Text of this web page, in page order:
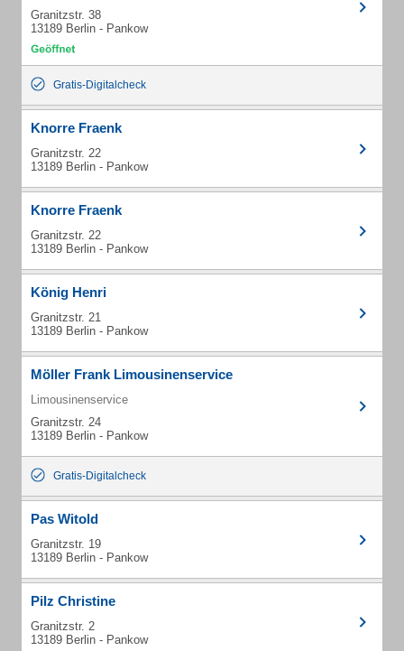
Granitzstr. 38
13189 Berlin - Pankow
Gratis-Digitalcheck
Knorre Fraenk
Granitzstr. 22
13189 Berlin - Pankow
Knorre Fraenk
Granitzstr. 22
13189 Berlin - Pankow
König Henri
Granitzstr. 21
13189 Berlin - Pankow
Möller Frank Limousinenservice
Limousinenservice
Granitzstr. 24
13189 Berlin - Pankow
Gratis-Digitalcheck
Pas Witold
Granitzstr. 19
13189 Berlin - Pankow
Pilz Christine
Granitzstr. 2
13189 Berlin - Pankow